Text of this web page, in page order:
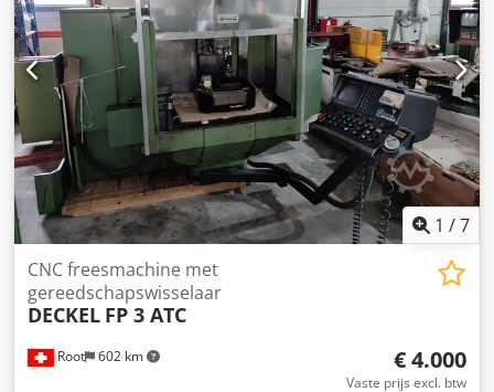
1 /7
Root 602 km
CNC freesmachine met
gereedschapswisselaar
DECKEL FP 3 ATC
€ 4.000
Vaste prijs excl. btw